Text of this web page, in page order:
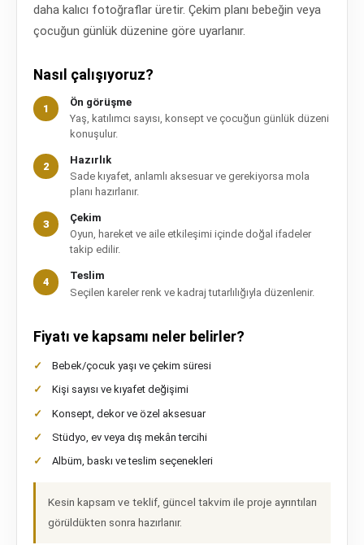
daha kalıcı fotoğraflar üretir. Çekim planı bebeğin veya
çocuğun günlük düzenine göre uyarlanır.
Nasıl çalışıyoruz?
Ön görüşme
Yaş, katılımcı sayısı, konsept ve çocuğun günlük düzeni
konuşulur.
Hazırlık
Sade kıyafet, anlamlı aksesuar ve gerekiyorsa mola
planı hazırlanır.
Çekim
Oyun, hareket ve aile etkileşimi içinde doğal ifadeler
takip edilir.
Teslim
Seçilen kareler renk ve kadraj tutarlılığıyla düzenlenir.
Fiyatı ve kapsamı neler belirler?
Bebek/çocuk yaşı ve çekim süresi
Kişi sayısı ve kıyafet değişimi
Konsept, dekor ve özel aksesuar
Stüdyo, ev veya dış mekân tercihi
Albüm, baskı ve teslim seçenekleri
Kesin kapsam ve teklif, güncel takvim ile proje ayrıntıları
görüldükten sonra hazırlanır.